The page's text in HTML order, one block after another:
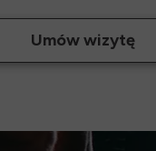
Umów wizytę